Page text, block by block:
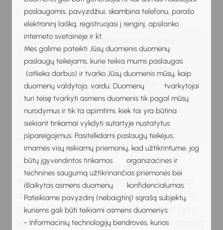
paslaugomis, pavyzdžiui, skambina telefonu, parašo
elektroninį laišką, registruojasi į renginį, apsilanko
interneto svetainėje ir kt.
Mes galime pateikti Jūsų duomenis duomenų
paslaugų teikėjams, kurie teikia mums paslaugas
(atlieka darbus) ir tvarko Jūsų duomenis mūsų, kaip
duomenų valdytojo, vardu. Duomenų tvarkytojai
turi teisę tvarkyti asmens duomenis tik pagal mūsų
nurodymus ir tik ta apimtimi, kiek tai yra būtina
siekiant tinkamai vykdyti sutartyje nustatytus
įsipareigojimus. Pasitelkdami paslaugų teikėjus,
imamės visų reikiamų priemonių, kad užtikrintume, jog
būtų įgyvendintos tinkamos organizacines ir
technines saugumą užtikrinančias priemonės bei
išlaikytas asmens duomenų konfidencialumas.
Pateikiame pavyzdinį (nebaigtinį) sąrašą subjektų,
kuriems gali būti teikiami asmens duomenys:
- Informacinių technologijų bendrovės, kurios
nukreipiame savo pastangas.
Tikslas turi būti konkretus, kad
žinotum, ko tiksliai sieki.
Tikslas turi būti tikroviškas, kad
netektų nusivilti užsibrėžus pasiekti
neįmanomą.
Tikslas turi būti tau prasmingas,
kad labai stipriai norėtum jį
pasiekti.
Pavyzdžiui, jei svajonėse regi save kaip
vaikų rašytoją, kurio knygomis džiaugiasi
daugelio pasaulio šalių vaikai, tavo tikslas
galėtų skambėti taip: būti vaikų rašytoja ir
kasmet išleisti po vieną fantastiškai įdomią